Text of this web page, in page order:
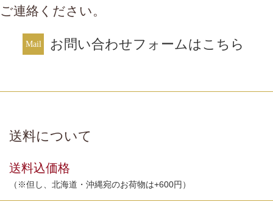
ご連絡ください。
お問い合わせフォームはこちら
送料について
送料込価格
（※但し、北海道・沖縄宛のお荷物は+600円）